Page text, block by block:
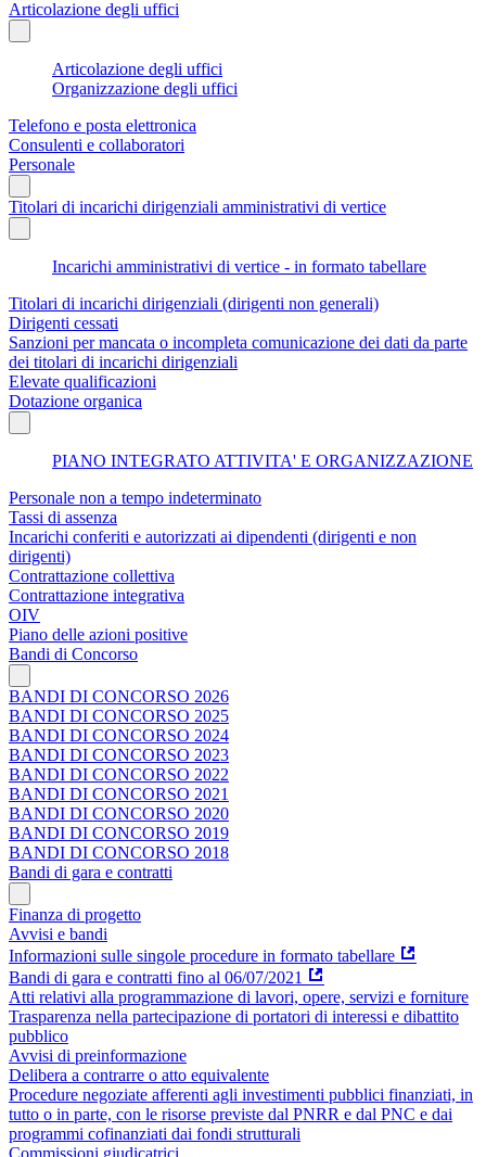
Articolazione degli uffici
Articolazione degli uffici
Organizzazione degli uffici
Telefono e posta elettronica
Consulenti e collaboratori
Personale
Titolari di incarichi dirigenziali amministrativi di vertice
Incarichi amministrativi di vertice - in formato tabellare
Titolari di incarichi dirigenziali (dirigenti non generali)
Dirigenti cessati
Sanzioni per mancata o incompleta comunicazione dei dati da parte
dei titolari di incarichi dirigenziali
Elevate qualificazioni
Dotazione organica
PIANO INTEGRATO ATTIVITA' E ORGANIZZAZIONE
Personale non a tempo indeterminato
Tassi di assenza
Incarichi conferiti e autorizzati ai dipendenti (dirigenti e non
dirigenti)
Contrattazione collettiva
Contrattazione integrativa
OIV
Piano delle azioni positive
Bandi di Concorso
BANDI DI CONCORSO 2026
BANDI DI CONCORSO 2025
BANDI DI CONCORSO 2024
BANDI DI CONCORSO 2023
BANDI DI CONCORSO 2022
BANDI DI CONCORSO 2021
BANDI DI CONCORSO 2020
BANDI DI CONCORSO 2019
BANDI DI CONCORSO 2018
Bandi di gara e contratti
Finanza di progetto
Avvisi e bandi
Informazioni sulle singole procedure in formato tabellare
Bandi di gara e contratti fino al 06/07/2021
Atti relativi alla programmazione di lavori, opere, servizi e forniture
Trasparenza nella partecipazione di portatori di interessi e dibattito
pubblico
Avvisi di preinformazione
Delibera a contrarre o atto equivalente
Procedure negoziate afferenti agli investimenti pubblici finanziati, in
tutto o in parte, con le risorse previste dal PNRR e dal PNC e dai
programmi cofinanziati dai fondi strutturali
Commissioni giudicatrici